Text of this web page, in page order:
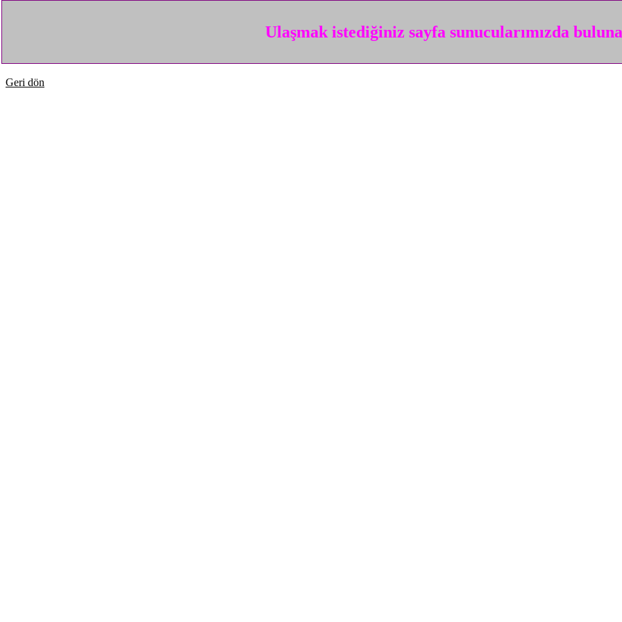
Ulaşmak istediğiniz sayfa sunucularımızda
Geri dön